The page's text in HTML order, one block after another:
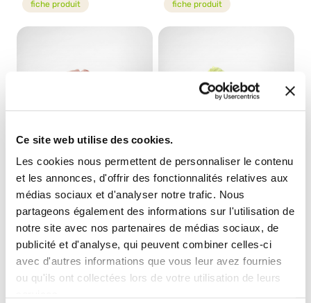
Ce site web utilise des cookies.
Les cookies nous permettent de personnaliser le contenu
et les annonces, d'offrir des fonctionnalités relatives aux
médias sociaux et d'analyser notre trafic. Nous
partageons également des informations sur l'utilisation de
notre site avec nos partenaires de médias sociaux, de
publicité et d'analyse, qui peuvent combiner celles-ci
avec d'autres informations que vous leur avez fournies
ou qu'ils ont collectées lors de votre utilisation de leurs
fiche produit fiche produit
LAMPONE SPRINT CON
PEZZI
fiche produit
MELA VERDE SPRINT
CON PEZZI
fiche produit